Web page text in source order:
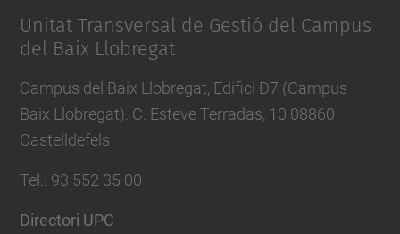
Unitat Transversal de Gestió del Campus
del Baix Llobregat
Campus del Baix Llobregat, Edifici D7 (Campus
Baix Llobregat). C. Esteve Terradas, 10 08860
Castelldefels
Tel.: 93 552 35 00
Directori UPC